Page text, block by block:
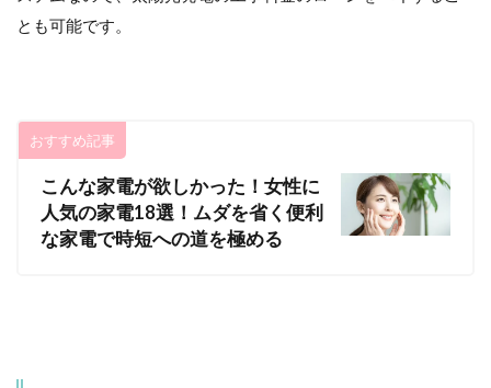
くの
注意
る場
所⑤
ビニ
の近
くの
とも可能です。
おすすめ記事
こんな家電が欲しかった！女性に
人気の家電18選！ムダを省く便利
な家電で時短への道を極める